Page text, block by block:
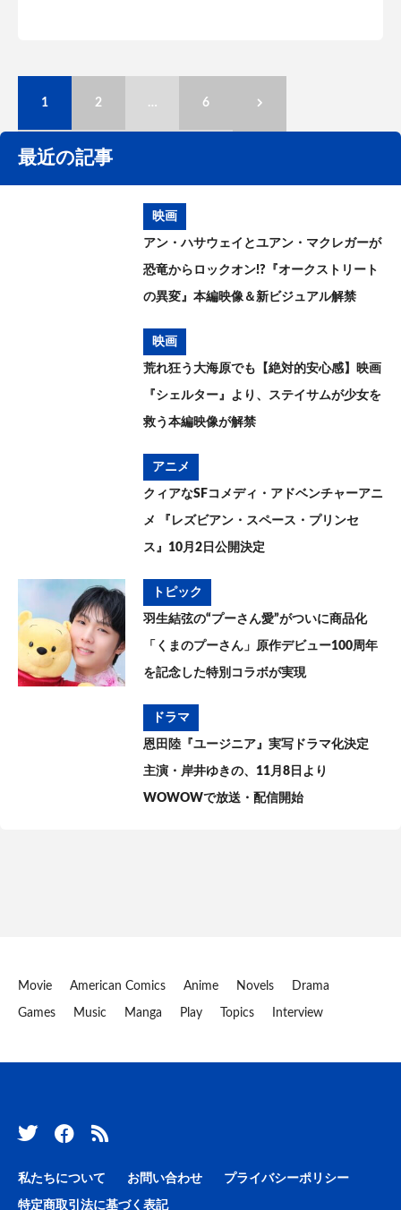
1 2 … 6
最近の記事
映画
アン・ハサウェイとユアン・マクレガーが
恐竜からロックオン!?『オークストリート
の異変』本編映像＆新ビジュアル解禁
映画
荒れ狂う大海原でも【絶対的安心感】映画
『シェルター』より、ステイサムが少女を
救う本編映像が解禁
アニメ
クィアなSFコメディ・アドベンチャーアニ
メ 『レズビアン・スペース・プリンセ
ス』10月2日公開決定
トピック
羽生結弦の“プーさん愛”がついに商品化
「くまのプーさん」原作デビュー100周年
を記念した特別コラボが実現
ドラマ
恩田陸『ユージニア』実写ドラマ化決定
主演・岸井ゆきの、11月8日より
WOWOWで放送・配信開始
Movie American Comics Anime Novels Drama
Games Music Manga Play Topics Interview
私たちについて お問い合わせ プライバシーポリシー
特定商取引法に基づく表記